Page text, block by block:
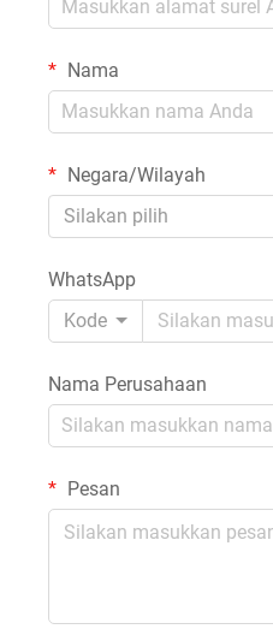
Nama
Negara/Wilayah
Silakan pilih
WhatsApp
Kode
Nama Perusahaan
Pesan